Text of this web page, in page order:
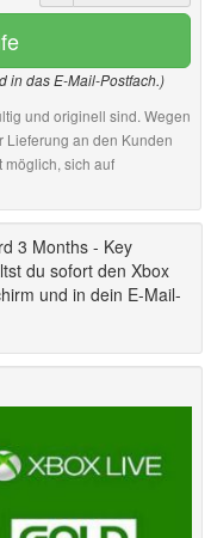
in das E-Mail-Postfach.)
und originell sind. Wegen
Lieferung an den Kunden
möglich, sich auf
3 Months - Key
du sofort den Xbox
und in dein E-Mail-